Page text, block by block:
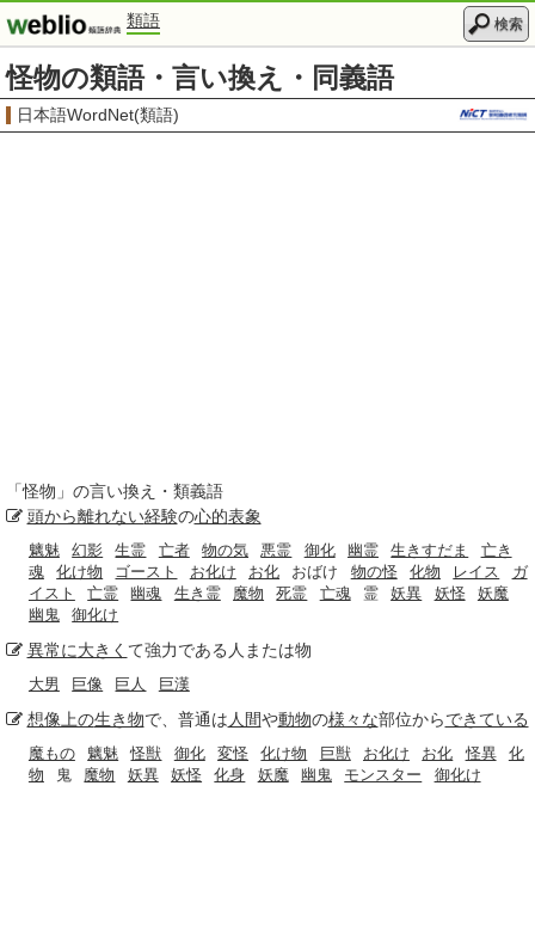
類語 検索
怪物の類語・言い換え・同義語
日本語WordNet(類語)
「怪物 」の言い換え・類義語
頭から離れない経験の心的表象
魑魅 幻影 生霊 亡者 物の気 悪霊 御化 幽霊 生きすだま
亡き
魂
化け物 ゴースト お化け お化 おばけ 物の怪 化物 レイス
ガ
イスト
亡霊 幽魂 生き霊 魔物 死霊 亡魂 霊 妖異 妖怪
妖魔
幽鬼
御化け
異常に大きく て強力である人または物
大男 巨像 巨人 巨漢
想像上の生き物で、普通は 人間や動物の様々な部位からできている
魔もの 魑魅 怪獣 御化 変怪 化け物 巨獣 お化け お化 怪異
化
物
鬼 魔物 妖異 妖怪 化身 妖魔 幽鬼 モンスター 御化け